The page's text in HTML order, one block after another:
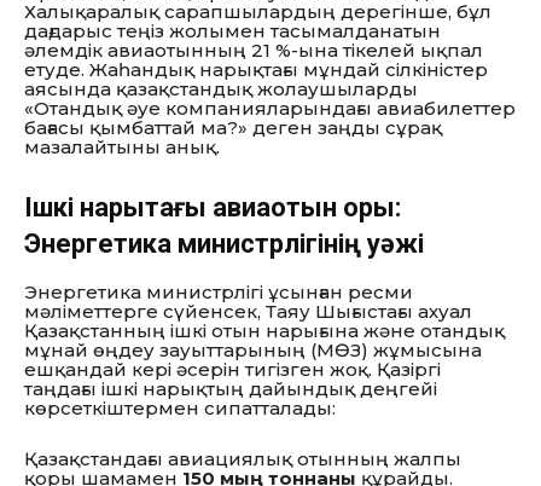
Халықаралық сарапшылардың дерегінше, бұл
дағдарыс теңіз жолымен тасымалданатын
әлемдік авиаотынның 21 %-ына тікелей ықпал
етуде. Жаһандық нарықтағы мұндай сілкіністер
аясында қазақстандық жолаушыларды
«Отандық әуе компанияларындағы авиабилеттер
бағасы қымбаттай ма?» деген заңды сұрақ
мазалайтыны анық.
Ішкі нарықтағы авиаотын қоры:
Энергетика министрлігінің уәжі
Энергетика министрлігі ұсынған ресми
мәліметтерге сүйенсек, Таяу Шығыстағы ахуал
Қазақстанның ішкі отын нарығына және отандық
мұнай өңдеу зауыттарының (МӨЗ) жұмысына
ешқандай кері әсерін тигізген жоқ. Қазіргі
таңдағы ішкі нарықтың дайындық деңгейі
көрсеткіштермен сипатталады:
Қазақстандағы авиациялық отынның жалпы
қоры шамамен 150 мың тоннаны құрайды.